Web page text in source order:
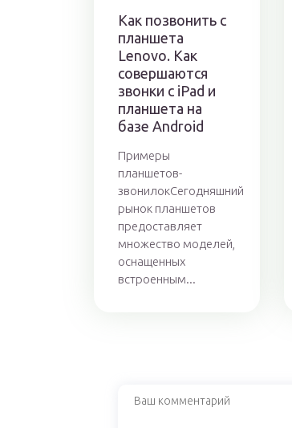
Как позвонить с
планшета
Lenovo. Как
совершаются
звонки с iPad и
планшета на
базе Android
Примеры
планшетов-
звонилокСегодняшний
рынок планшетов
предоставляет
множество моделей,
оснащенных
встроенным...